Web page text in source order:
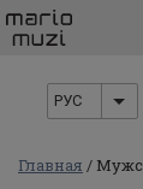
РУС
Главная